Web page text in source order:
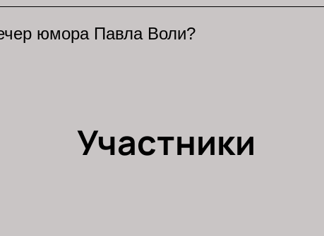
на шоу Павла Воли можно на нашем
оптимальный для вас вариант. Успейте
юмора Павла Воли?
Участники